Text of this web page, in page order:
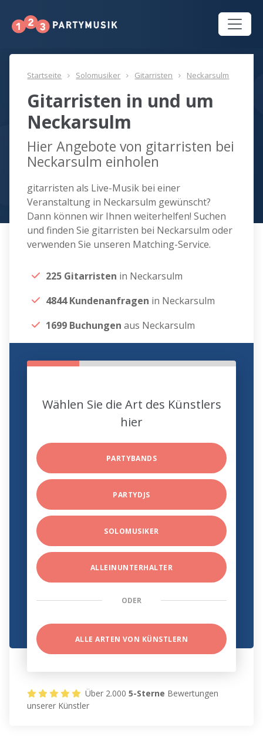
Startseite Solomusiker Gitarristen Neckarsulm
Gitarristen in und um
Neckarsulm
Hier Angebote von gitarristen bei
Neckarsulm einholen
gitarristen als Live-Musik bei einer
Veranstaltung in Neckarsulm gewünscht?
Dann können wir Ihnen weiterhelfen! Suchen
und finden Sie gitarristen bei Neckarsulm oder
verwenden Sie unseren Matching-Service.
225 Gitarristen in Neckarsulm
4844 Kundenanfragen in Neckarsulm
1699 Buchungen aus Neckarsulm
Wählen Sie die Art des Künstlers
hier
PARTYBANDS
PARTYDJS
SOLOMUSIKER
ALLEINUNTERHALTER
ODER
ALLE ARTEN VON KÜNSTLERN
Über 2.0005-Sterne Bewertungen
unserer Künstler